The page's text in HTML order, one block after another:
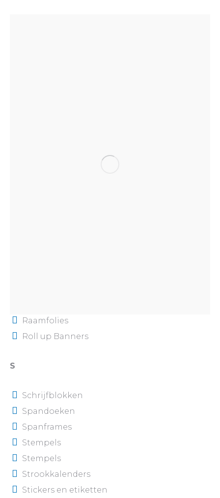
Raamfolies
Roll up Banners
S
Schrijfblokken
Spandoeken
Spanframes
Stempels
Stempels
Strookkalenders
Stickers en etiketten